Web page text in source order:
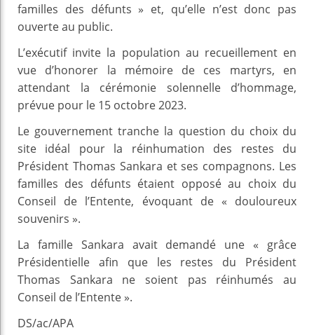
familles des défunts » et, qu’elle n’est donc pas
ouverte au public.
L’exécutif invite la population au recueillement en
vue d’honorer la mémoire de ces martyrs, en
attendant la cérémonie solennelle d’hommage,
prévue pour le 15 octobre 2023.
Le gouvernement tranche la question du choix du
site idéal pour la réinhumation des restes du
Président Thomas Sankara et ses compagnons. Les
familles des défunts étaient opposé au choix du
Conseil de l’Entente, évoquant de « douloureux
souvenirs ».
La famille Sankara avait demandé une « grâce
Présidentielle afin que les restes du Président
Thomas Sankara ne soient pas réinhumés au
Conseil de l’Entente ».
DS/ac/APA